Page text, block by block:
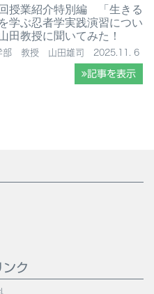
授業紹介特別編 「生きる
学ぶ忍者学実践演習につい
田教授に聞いてみた！
部 教授 山田雄司 2025.11. 6
記事を表示
ク